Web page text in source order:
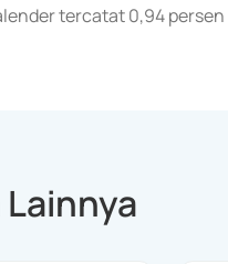
tercatat 0,94